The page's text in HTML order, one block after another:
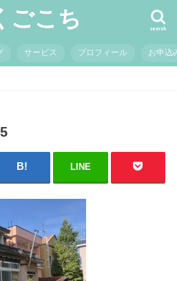
ごこち search
サービス プロフィール お申込
LINE